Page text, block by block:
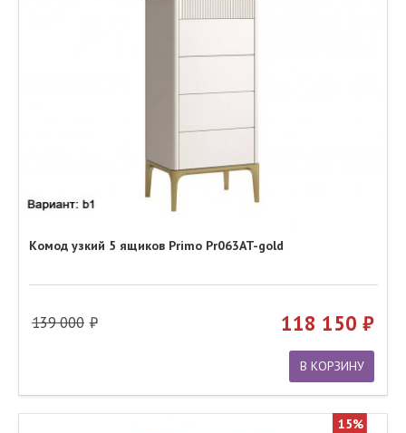
Комод узкий 5 ящиков Primo Pr063AT-gold
139 000 118 150
В КОРЗИНУ
15%